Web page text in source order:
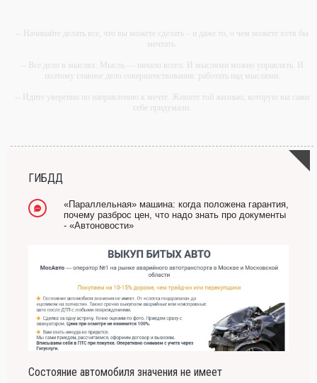
-- Начинайте делать все, что вы можете сделать – и даже то, о чем можете хотя бы
мечтать.
-- Все дело в мыслях. Мысль — начало всего. И мыслями можно управлять. И
поэтому главное дело совершенствования: работать над мыслями.
-- Идите уверенно по направлению к мечте. Живите той жизнью, которую вы сами
себе придумали.
-- Лучшее, что можно сделать с хорошим советом, это пропустить его мимо ушей.
Он никогда не бывает полезен никому, кроме того, кто его дал.
ГИБДД
«Параллельная» машина: когда положена гарантия,
почему разброс цен, что надо знать про документы
- «Автоновости»
Состояние автомобиля значения не имеет